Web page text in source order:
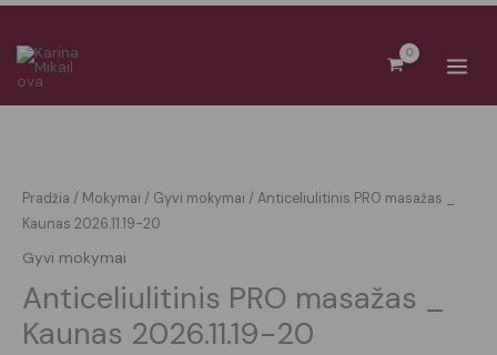
Pereiti
turinio
Pradžia / Mokymai / Gyvi mokymai / Anticeliulitinis PRO masažas _
Kaunas 2026.11.19-20
Gyvi mokymai
Anticeliulitinis PRO masažas _
Kaunas 2026.11.19-20
range:
€700.00
Anticeliulitinis
PRO
masažas
Kaunas
2026.11.19-